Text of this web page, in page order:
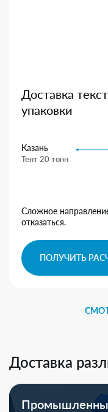
Доставка
упаковки
Казань
Тент 20 тонн
Сложное
отказаться.
ПОЛУЧИТЬ
Доставка